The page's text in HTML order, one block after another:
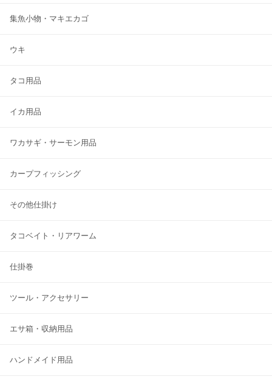
集魚小物・マキエカゴ
ウキ
タコ用品
イカ用品
ワカサギ・サーモン用品
カープフィッシング
その他仕掛け
タコベイト・リアワーム
仕掛巻
ツール・アクセサリー
エサ箱・収納用品
ハンドメイド用品